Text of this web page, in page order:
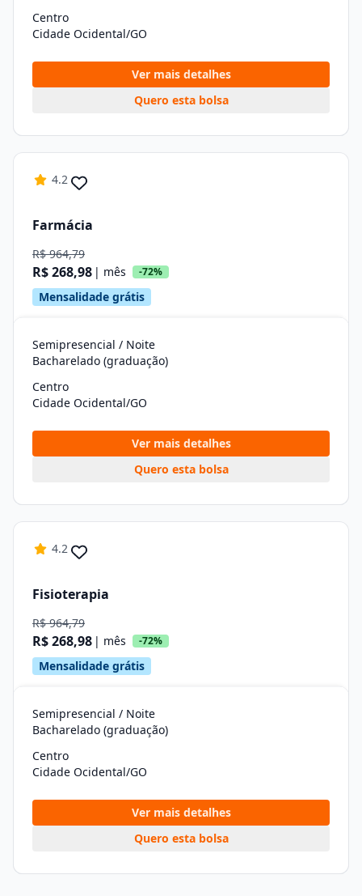
Centro
Cidade Ocidental/GO
Ver mais detalhes
Quero esta bolsa
4.2
Farmácia
R$ 964,79
R$ 268,98 | mês -72%
Mensalidade grátis
Semipresencial / Noite
Bacharelado (graduação)
Centro
Cidade Ocidental/GO
Ver mais detalhes
Quero esta bolsa
4.2
Fisioterapia
R$ 964,79
R$ 268,98 | mês -72%
Mensalidade grátis
Semipresencial / Noite
Bacharelado (graduação)
Centro
Cidade Ocidental/GO
Ver mais detalhes
Quero esta bolsa